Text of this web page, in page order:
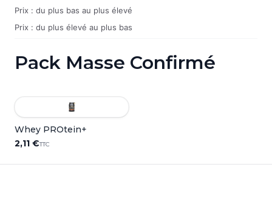
Prix : du plus bas au plus élevé
Prix : du plus élevé au plus bas
Pack Masse Confirmé
Whey PROtein+
2,11 €TTC